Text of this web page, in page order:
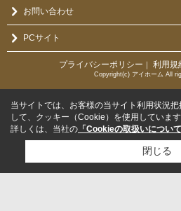
お問い合わせ
PCサイト
プライバシーポリシー ｜ 利用規
Copyright(c) アイホーム All
当サイトでは、お客様の当サイト利用状況
して、クッキー（Cookie）を使用しています
詳しくは、当社の 「Cookieの取扱いについて
閉じる